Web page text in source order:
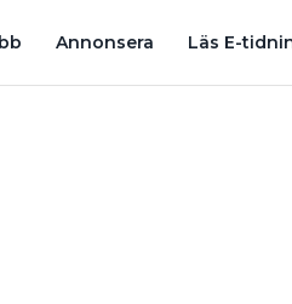
Annonsera Läs E-
NYA FANS ELEKTRIKERN